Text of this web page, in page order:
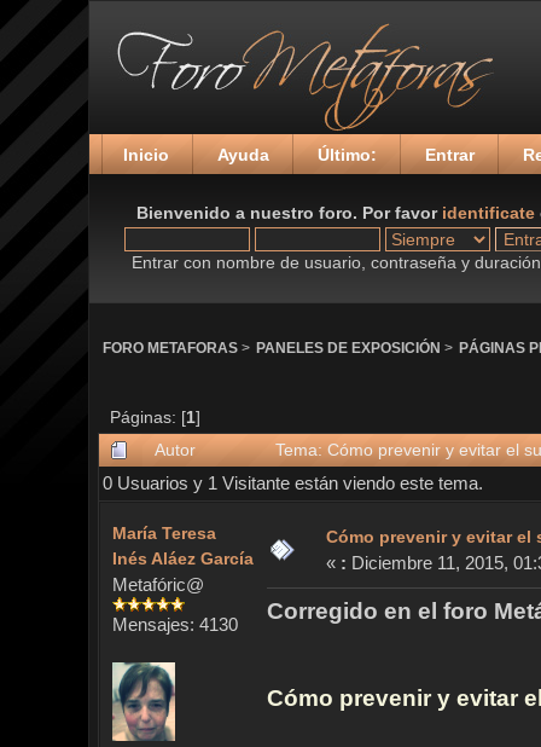
Inicio Ayuda Último: Entrar
Bienvenido a nuestro foro. Por favor identificate
Entrar con nombre de usuario, contraseña y
FORO METAFORAS> PANELES DE EXPOSICIÓN > PÁGINAS
Páginas: [1]
Autor
Tema: Cómo prevenir y evitar el
0 Usuarios y 1 Visitante están viendo este tema.
María Teresa
Inés Aláez García
Metafóric@
Mensajes: 4130
Cómo prevenir y evitar el
« : Diciembre 11, 2015,
Corregido en el foro
Cómo prevenir y evitar